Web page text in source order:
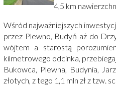
nowym
4,5 km
Otworzy
się
w
nowym
oknie
Wśród najważniejszych
przez Plewno, Budyń aż do
wójtem a starostą
kilmetrowego odcinka,
Bukowca, Plewna, Budynia,
złotych, z tego 1,1 mln zł z tzw.